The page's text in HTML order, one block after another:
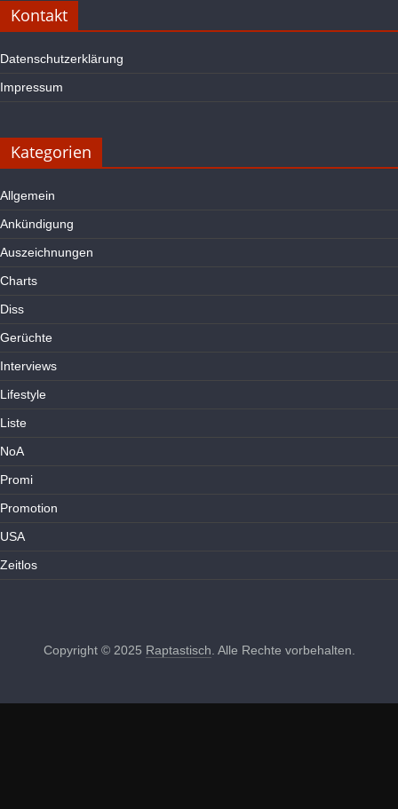
Kontakt
Datenschutzerklärung
Impressum
Kategorien
Allgemein
Ankündigung
Auszeichnungen
Charts
Diss
Gerüchte
Interviews
Lifestyle
Liste
NoA
Promi
Promotion
USA
Zeitlos
Copyright © 2025 Raptastisch . Alle Rechte vorbehalten.